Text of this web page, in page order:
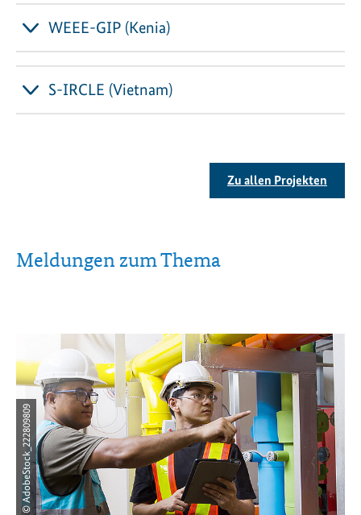
WEEE-GIP (Kenia)
S-IRCLE (Vietnam)
Zu allen Projekten
Meldungen zum Thema
© AdobeStock_222809809